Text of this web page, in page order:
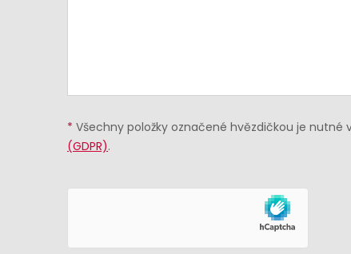
* Všechny položky označené hvězdičkou je
(GDPR).